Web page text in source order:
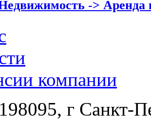
-> Аренда
компании
198095, г Санкт-